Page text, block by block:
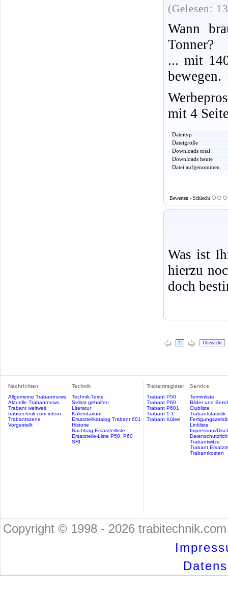
(Gelesen:
Wann
Tonner?
... mit
bewegen.
mit 4
Dateityp
Dateigröße
Downloads total
Downloads heute
Datei aufgenommen
Bewerten - Schlecht
Was ist
hierzu
doch
1 Übersicht
Nachrichten
Allgemeine Trabantnews
Aktuelle Trabantnews
Trabant weltweit
trabitechnik.com intern
Trabantszene
Vorgestellt
Technik
Technik-Texte
Selbst geholfen
Literatur
Kalendarium
Ersatzteilkatalog Trabant 601
Historie
Nachtrag Ersatzteilliste
Ersatzteile-Liste P50, P60
SRI
Trabantregister
Trabant P50
Trabant P60
Trabant P601
Trabant 1.1
Trabant Kübel
Service
Terminliste
Bilder und
Clubliste
Trabantstatistik
Linkliste
Impressum/
Trabantwitze
Trabant
Trabantkosten
Copyright © 1998 - 2026